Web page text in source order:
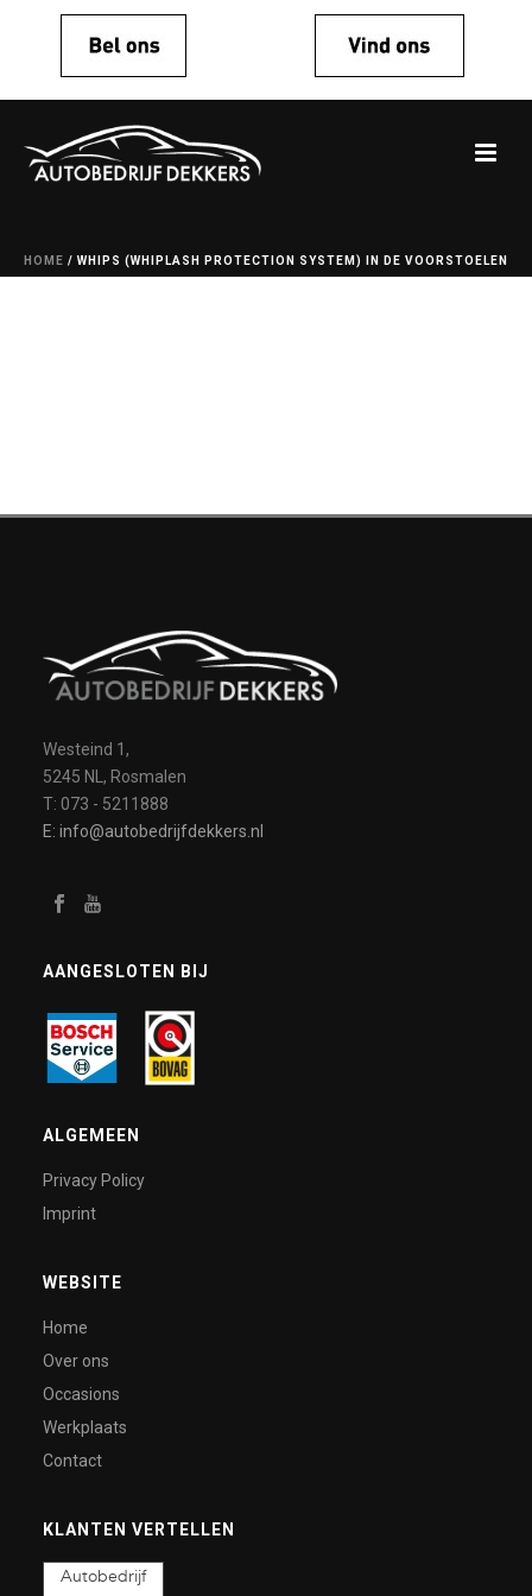
HOME / WHIPS (WHIPLASH PROTECTION SYSTEM) IN DE VOORSTOELEN
Westeind 1,
5245 NL, Rosmalen
T: 073 - 5211888
E: info@autobedrijfdekkers.nl
AANGESLOTEN BIJ
ALGEMEEN
Privacy Policy
Imprint
WEBSITE
Home
Over ons
Occasions
Werkplaats
Contact
KLANTEN VERTELLEN
Autobedrijf